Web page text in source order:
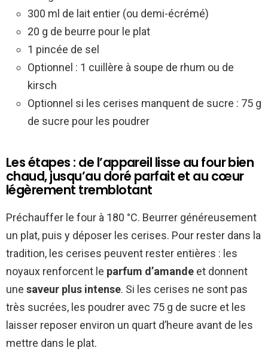
300 ml de lait entier (ou demi-écrémé)
20 g de beurre pour le plat
1 pincée de sel
Optionnel : 1 cuillère à soupe de rhum ou de
kirsch
Optionnel si les cerises manquent de sucre : 75 g
de sucre pour les poudrer
Les étapes : de l’appareil lisse au four bien
chaud, jusqu’au doré parfait et au cœur
légèrement tremblotant
Préchauffer le four à 180 °C. Beurrer généreusement
un plat, puis y déposer les cerises. Pour rester dans la
tradition, les cerises peuvent rester entières : les
noyaux renforcent le parfum d’amande et donnent
une saveur plus intense. Si les cerises ne sont pas
très sucrées, les poudrer avec 75 g de sucre et les
laisser reposer environ un quart d’heure avant de les
mettre dans le plat.